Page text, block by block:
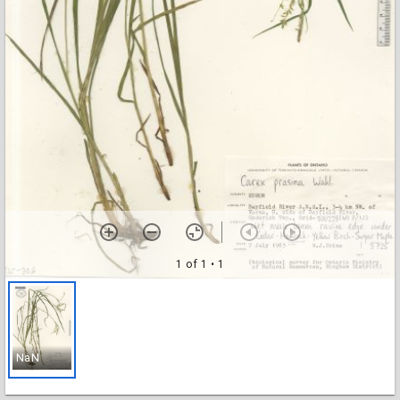
1 of 1 • 1
NaN